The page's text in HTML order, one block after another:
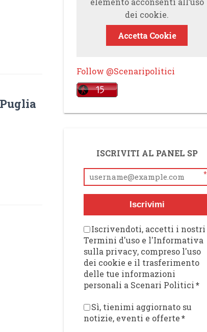
dei cookie.
Accetta Cookie
Follow @Scenaripolitici
ISCRIVITI AL PANEL SP
*
Iscrivimi
Iscrivendoti, accetti i nostri
Termini d'uso e l'Informativa
sulla privacy, compreso l'uso
dei cookie e il trasferimento
delle tue informazioni
personali a Scenari Politici *
Sì, tienimi aggiornato su
notizie, eventi e offerte *